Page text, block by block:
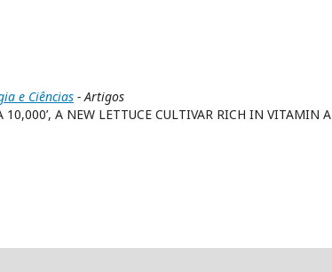
e Ciências - Artigos
A NEW LETTUCE CULTIVAR RICH IN VITAMIN A